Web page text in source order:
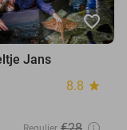
favorite_border
Jans
8.8 star